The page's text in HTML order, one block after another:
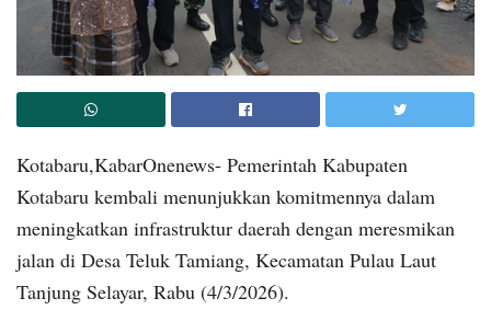
Kotabaru,KabarOnenews- Pemerintah Kabupaten
Kotabaru kembali menunjukkan komitmennya dalam
meningkatkan infrastruktur daerah dengan meresmikan
jalan di Desa Teluk Tamiang, Kecamatan Pulau Laut
Tanjung Selayar, Rabu (4/3/2026).